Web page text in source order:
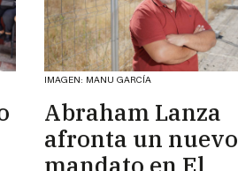
IMAGEN: MANU GARCÍA
Abraham Lanza
afronta un nuevo
mandato en El